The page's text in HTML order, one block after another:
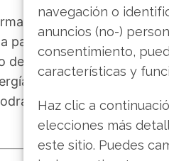
navegación o
anuncios (no-)
consentimiento,
características y
Haz clic a
elecciones más
este sitio. Puedes
sin respuesta
para competir
silicio? Si bien la
es indudablemente
transformar esta